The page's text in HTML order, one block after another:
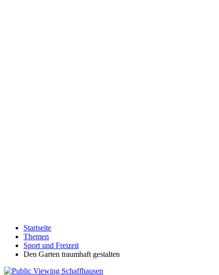
Startseite
Themen
Sport und Freizeit
Den Garten traumhaft gestalten